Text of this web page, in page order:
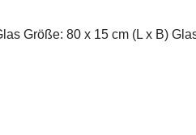
Größe: 80 x 15 cm (L x B)